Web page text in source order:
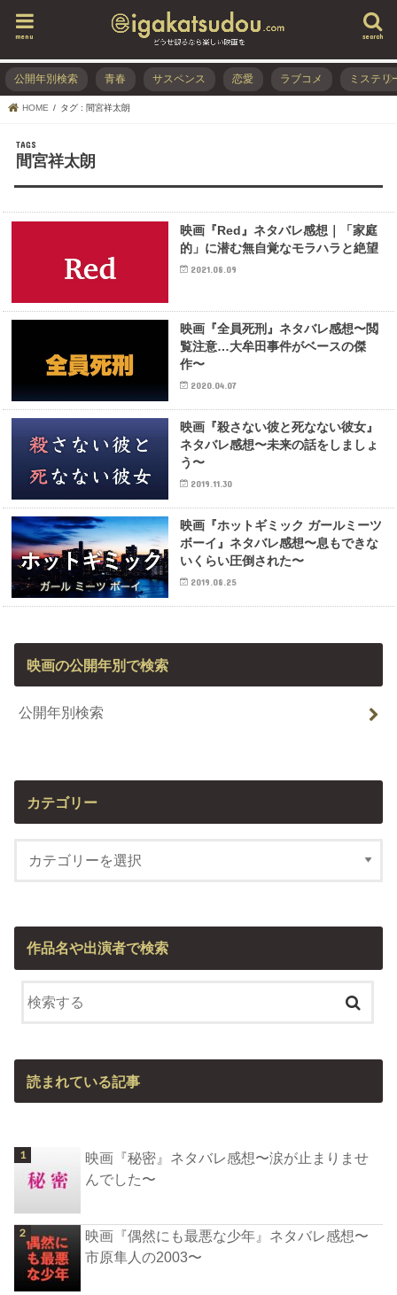
search
menu
公開年別検索 青春 サスペンス 恋愛 ラブコメ ミステリ
HOME タグ : 間宮祥太朗
間宮祥太朗
映画『Red』ネタバレ感想｜「家庭
的」に潜む無自覚なモラハラと絶望
2021.08.09
映画『全員死刑』ネタバレ感想〜閲
覧注意…大牟田事件がベースの傑
作〜
2020.04.07
映画『殺さない彼と死なない彼女』
ネタバレ感想〜未来の話をしましょ
う〜
2019.11.30
映画『ホットギミック ガールミーツ
ボーイ』ネタバレ感想〜息もできな
いくらい圧倒された〜
2019.08.25
映画の公開年別で検索
公開年別検索
カテゴリー
作品名や出演者で検索
読まれている記事
映画『秘密』ネタバレ感想〜涙が止まりませ
んでした〜
映画『偶然にも最悪な少年』ネタバレ感想〜
市原隼人の2003〜